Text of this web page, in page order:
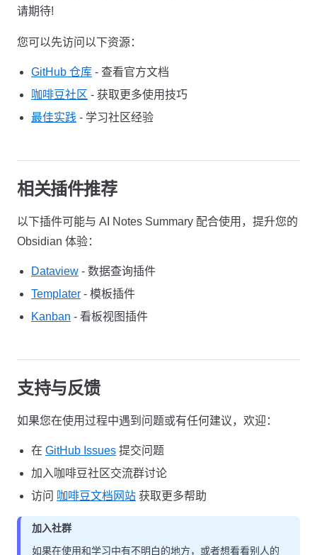
请期待!
您可以先访问以下资源：
GitHub 仓库 - 查看官方文档
咖啡豆社区 - 获取更多使用技巧
最佳实践 - 学习社区经验
相关插件推荐
以下插件可能与 AI Notes Summary 配合使用，提升您的
Obsidian 体验：
Dataview - 数据查询插件
Templater - 模板插件
Kanban - 看板视图插件
支持与反馈
如果您在使用过程中遇到问题或有任何建议，欢迎：
在 GitHub Issues 提交问题
加入咖啡豆社区交流群讨论
访问 咖啡豆文档网站 获取更多帮助
加入社群
如果在使用和学习中有不明白的地方，或者想看看别人的